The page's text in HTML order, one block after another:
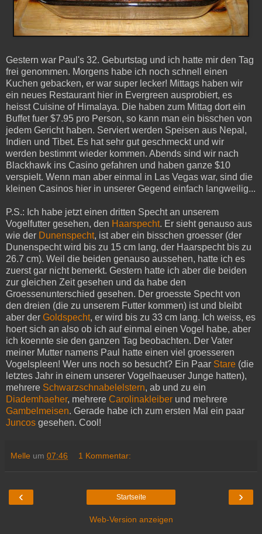
Gestern war Paul's 32. Geburtstag und ich hatte mir den Tag
frei genommen. Morgens habe ich noch schnell einen
Kuchen gebacken, er war super lecker! Mittags haben wir
ein neues Restaurant hier in Evergreen ausprobiert, es
heisst Cuisine of Himalaya. Die haben zum Mittag dort ein
Buffet fuer $7.95 pro Person, so kann man ein bisschen von
jedem Gericht haben. Serviert werden Speisen aus Nepal,
Indien und Tibet. Es hat sehr gut geschmeckt und wir
werden bestimmt wieder kommen. Abends sind wir nach
Blackhawk ins Casino gefahren und haben ganze $10
verspielt. Wenn man aber einmal in Las Vegas war, sind die
kleinen Casinos hier in unserer Gegend einfach langweilig...
P.S.: Ich habe jetzt einen dritten Specht an unserem
Vogelfutter gesehen, den Haarspecht. Er sieht genauso aus
wie der Dunenspecht, ist aber ein bisschen groesser (der
Dunenspecht wird bis zu 15 cm lang, der Haarspecht bis zu
26.7 cm). Weil die beiden genauso aussehen, hatte ich es
zuerst gar nicht bemerkt. Gestern hatte ich aber die beiden
zur gleichen Zeit gesehen und da habe den
Groessenunterschied gesehen. Der groesste Specht von
den dreien (die zu unserem Futter kommen) ist und bleibt
aber der Goldspecht, er wird bis zu 33 cm lang. Ich weiss, es
hoert sich an also ob ich auf einmal einen Vogel habe, aber
ich koennte sie den ganzen Tag beobachten. Der Vater
meiner Mutter namens Paul hatte einen viel groesseren
Vogelspleen! Wer uns noch so besucht? Ein Paar Stare (die
letztes Jahr in einem unserer Vogelhaeuser Junge hatten),
mehrere Schwarzschnabelelstern, ab und zu ein
Diademhaeher, mehrere Carolinakleiber und mehrere
Gambelmeisen. Gerade habe ich zum ersten Mal ein paar
Juncos gesehen. Cool!
Melle um 07:46 1 Kommentar:
‹ ›
Startseite
Web-Version anzeigen